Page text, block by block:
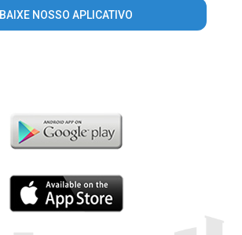
BAIXE NOSSO APLICATIVO